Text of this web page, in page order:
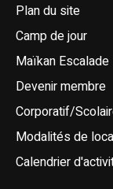
Plan du site
Camp de jour
Maïkan Escalade
Devenir membre
Corporatif/
Modalités de
Calendrier